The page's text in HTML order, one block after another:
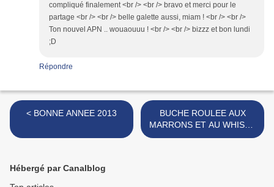
compliqué finalement <br /> <br /> bravo et merci pour le
partage <br /> <br /> belle galette aussi, miam ! <br /> <br />
Ton nouvel APN .. wouaouuu ! <br /> <br /> bizzz et bon lundi
;D
Répondre
< BONNE ANNEE 2013
BUCHE ROULEE AUX
MARRONS ET AU WHISKY
>
Hébergé par Canalblog